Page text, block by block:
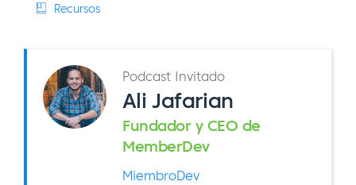
Recursos
Podcast Invitado
Ali Jafarian
Fundador y CEO de
MemberDev
MiembroDev